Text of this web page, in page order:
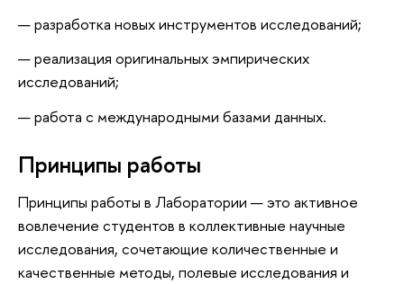
разработка новых инструментов исследований;
реализация оригинальных эмпирических
исследований;
работа с международными базами данных.
Принципы работы
Принципы работы в Лаборатории — это активное
вовлечение студентов в коллективные научные
исследования, сочетающие количественные и
качественные методы, полевые исследования и